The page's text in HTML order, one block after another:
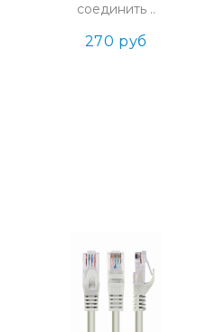
соединить ..
270 руб